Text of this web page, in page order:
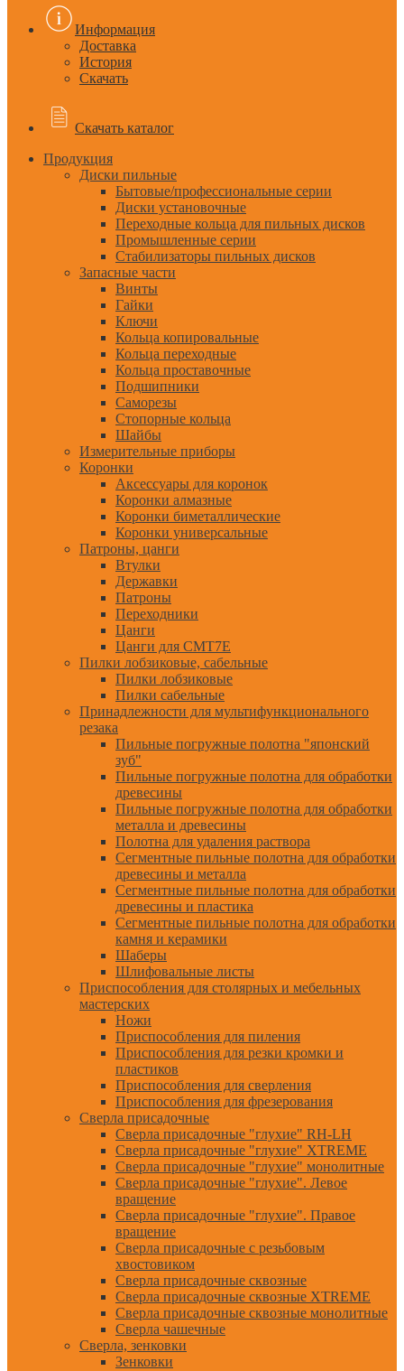
Информация
Доставка
История
Скачать
Скачать каталог
Продукция
Диски пильные
Бытовые/профессиональные серии
Диски установочные
Переходные кольца для пильных дисков
Промышленные серии
Стабилизаторы пильных дисков
Запасные части
Винты
Гайки
Ключи
Кольца копировальные
Кольца переходные
Кольца проставочные
Подшипники
Саморезы
Стопорные кольца
Шайбы
Измерительные приборы
Коронки
Аксессуары для коронок
Коронки алмазные
Коронки биметаллические
Коронки универсальные
Патроны, цанги
Втулки
Державки
Патроны
Переходники
Цанги
Цанги для CMT7E
Пилки лобзиковые, сабельные
Пилки лобзиковые
Пилки сабельные
Принадлежности для мультифункционального
резака
Пильные погружные полотна "японский
зуб"
Пильные погружные полотна для обработки
древесины
Пильные погружные полотна для обработки
металла и древесины
Полотна для удаления раствора
Сегментные пильные полотна для обработки
древесины и металла
Сегментные пильные полотна для обработки
древесины и пластика
Сегментные пильные полотна для обработки
камня и керамики
Шаберы
Шлифовальные листы
Приспособления для столярных и мебельных
мастерских
Ножи
Приспособления для пиления
Приспособления для резки кромки и
пластиков
Приспособления для сверления
Приспособления для фрезерования
Сверла присадочные
Сверла присадочные "глухие" RH-LH
Сверла присадочные "глухие" XTREME
Сверла присадочные "глухие" монолитные
Сверла присадочные "глухие". Левое
вращение
Сверла присадочные "глухие". Правое
вращение
Сверла присадочные с резьбовым
хвостовиком
Сверла присадочные сквозные
Сверла присадочные сквозные XTREME
Сверла присадочные сквозные монолитные
Сверла чашечные
Сверла, зенковки
Зенковки